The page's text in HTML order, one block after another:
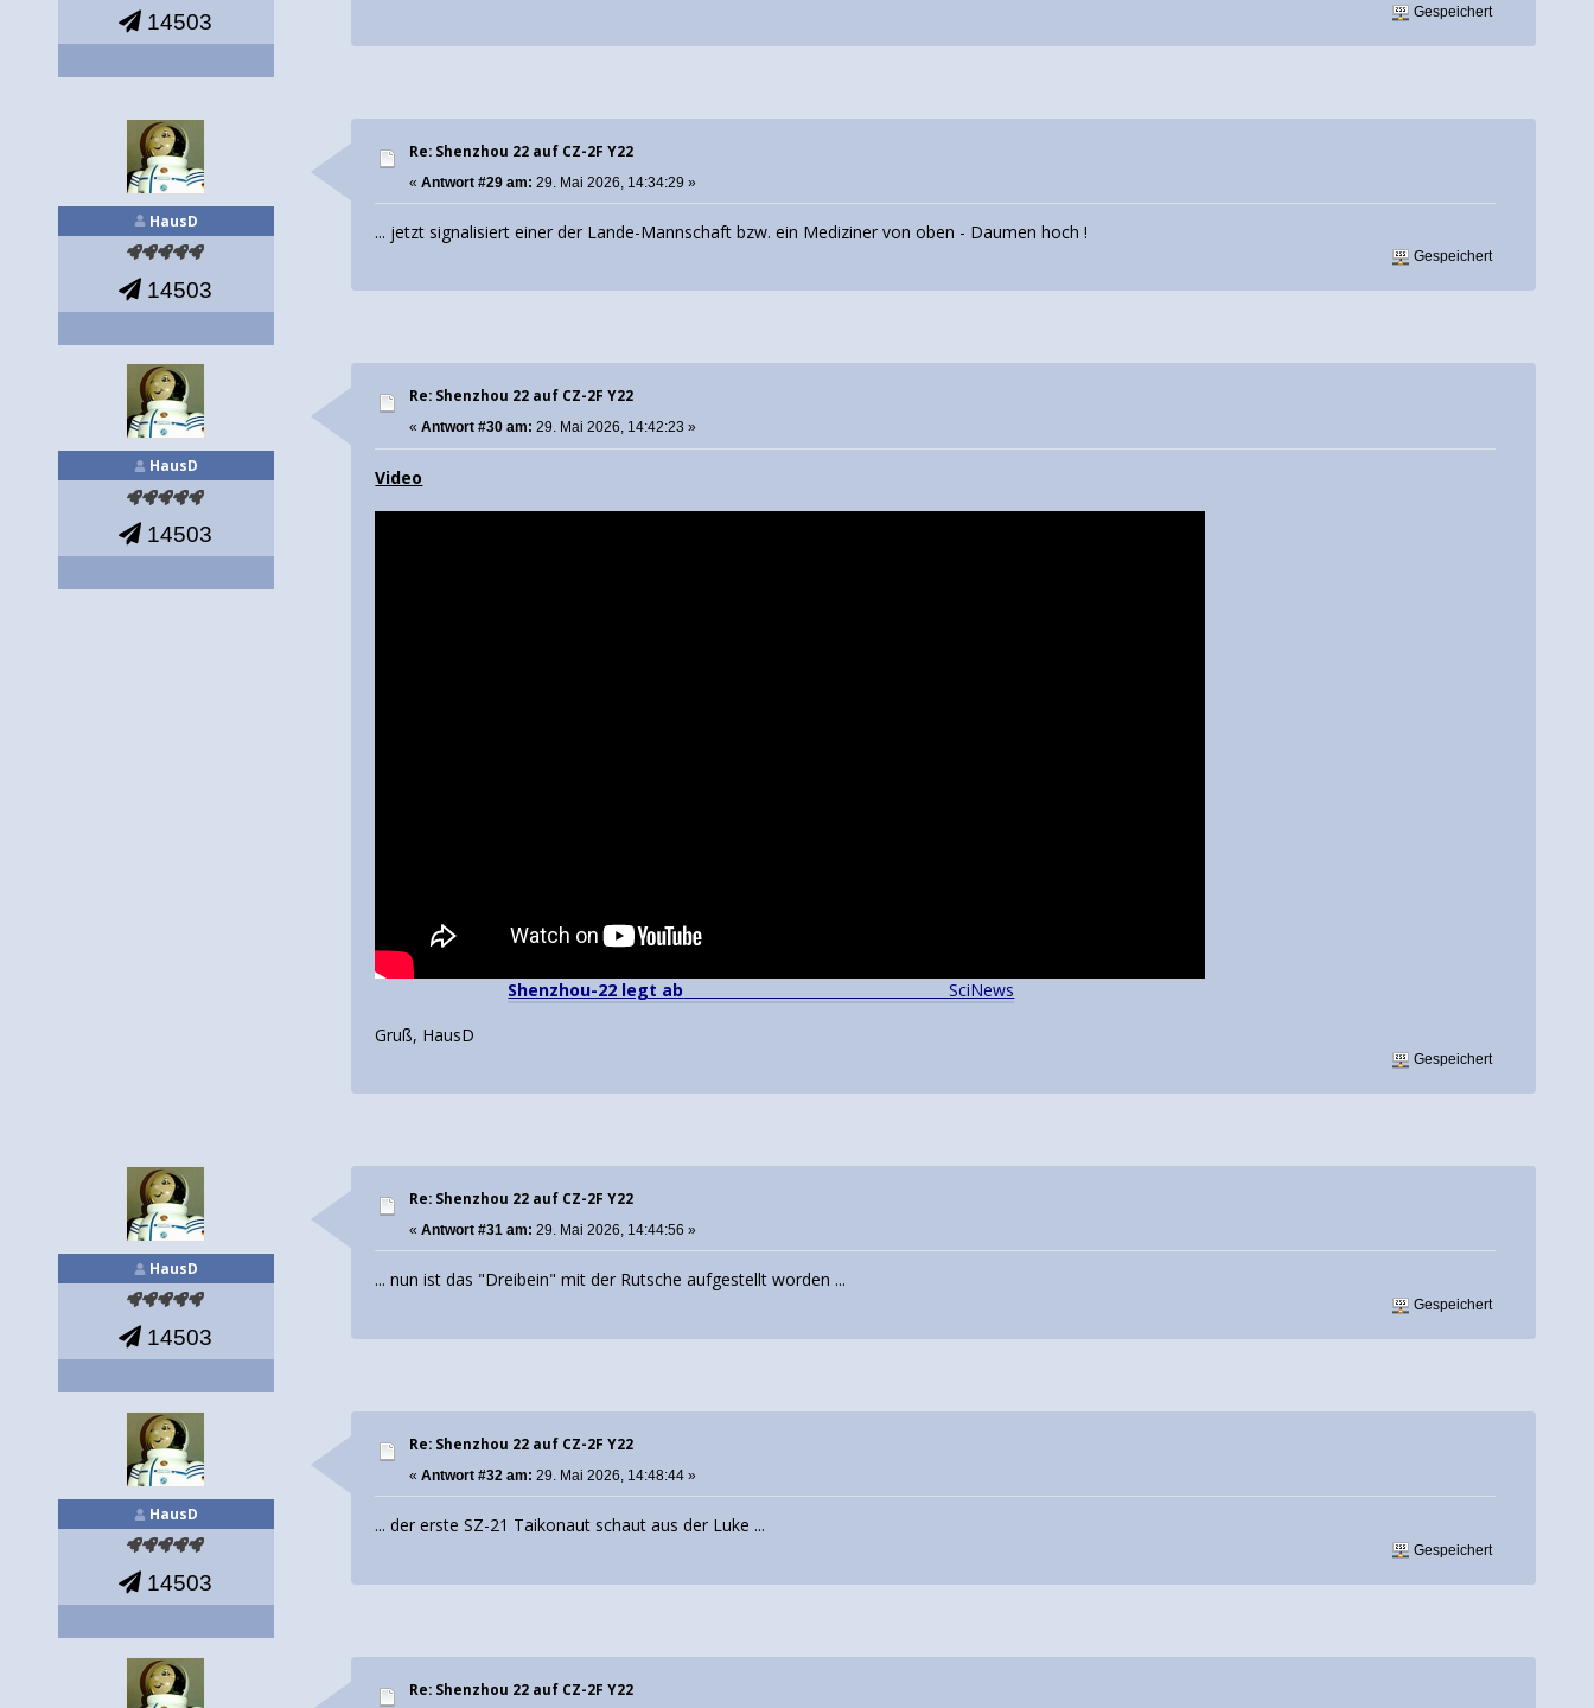
14503 Gespeichert
HausD
14503
Re: Shenzhou 22 auf CZ-2F Y22
«Antwort #29 am: 29. Mai 2026, 14:34:29 »
... jetzt signalisiert einer der Lande-Mannschaft bzw. ein Mediziner von oben - Daumen hoch !
Gespeichert
HausD
14503
Re: Shenzhou 22 auf CZ-2F Y22
«Antwort #30 am: 29. Mai 2026, 14:42:23 »
Video
Shenzhou-22 legt ab SciNews
Gruß, HausD
Gespeichert
HausD
14503
Re: Shenzhou 22 auf CZ-2F Y22
«Antwort #31 am: 29. Mai 2026, 14:44:56 »
... nun ist das "Dreibein" mit der Rutsche aufgestellt worden ...
Gespeichert
HausD
14503
Re: Shenzhou 22 auf CZ-2F Y22
«Antwort #32 am: 29. Mai 2026, 14:48:44 »
... der erste SZ-21 Taikonaut schaut aus der Luke ...
Gespeichert
Re: Shenzhou 22 auf CZ-2F Y22